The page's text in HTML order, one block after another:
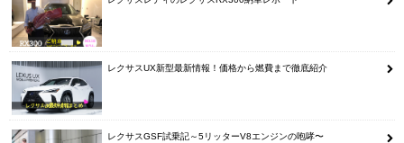
レクサスUX新型最新情報！価格から燃費まで徹底紹介
レクサスGSF試乗記～5リッターV8エンジンの咆哮〜